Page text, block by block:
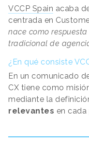
VCCP Spain acaba
centrada en
nace como
tradicional de
¿En qué consiste
En un comunicado
CX tiene como
mediante la
relevantes en